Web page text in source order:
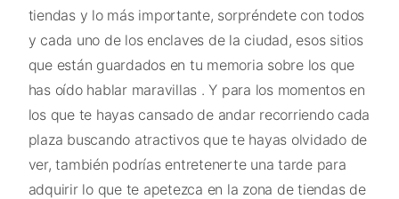
tiendas y lo más importante, sorpréndete con todos
y cada uno de los enclaves de la ciudad, esos sitios
que están guardados en tu memoria sobre los que
has oído hablar maravillas . Y para los momentos en
los que te hayas cansado de andar recorriendo cada
plaza buscando atractivos que te hayas olvidado de
ver, también podrías entretenerte una tarde para
adquirir lo que te apetezca en la zona de tiendas de